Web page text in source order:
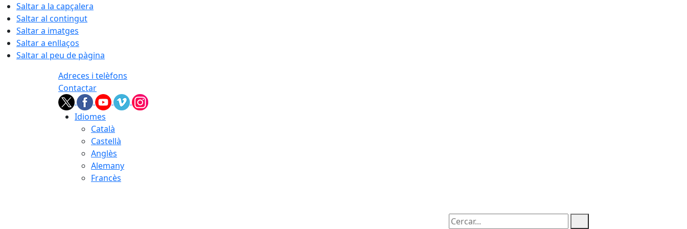
Saltar a la capçalera
Saltar al contingut
Saltar a imatges
Saltar a enllaços
Saltar al peu de pàgina
Adreces i telèfons
Contactar
Idiomes
Català
Castellà
Anglès
Alemany
Francès